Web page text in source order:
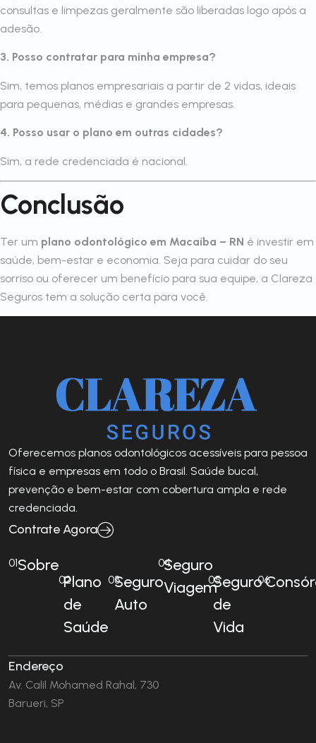
consultas e limpezas geralmente são liberadas logo após a
adesão.
3. Posso contratar para minha empresa?
Sim, temos planos empresariais a partir de 2 vidas, ideais
para pequenas, médias e grandes empresas.
4. Posso usar o plano em outras cidades?
Sim, a rede credenciada é nacional.
Conclusão
Ter um plano odontológico em Macaíba – RN é investir em
saúde, bem-estar e economia. Seja para cuidar do seu
sorriso ou oferecer um benefício para sua equipe, a Clareza
Seguros tem a solução certa para você.
Oferecemos planos odontológicos acessíveis para pessoa
física e empresas em todo o Brasil. Saúde bucal,
prevenção e bem-estar com cobertura ampla e rede
credenciada.
Contrate Agora
01Sobre
02Plano
de
Saúde
03Seguro
Auto
04Seguro
Viagem
05Seguro
de
Vida
06
Endereço
Av. Calil Mohamed Rahal, 730
Barueri, SP